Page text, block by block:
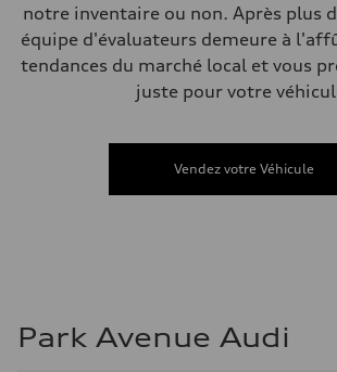
Réservoir de carburant (approx.)
55 L
Données de rendement
Vitesse de pointe
Accélération de 0 à 100 km/h
Consommation de carburant
Consommation – ville
notre inventaire ou non. Après plus
équipe d'évaluateurs demeure à
tendances du marché local et vous
juste pour votre
Vendez votre Véhicule
Park Avenue Audi